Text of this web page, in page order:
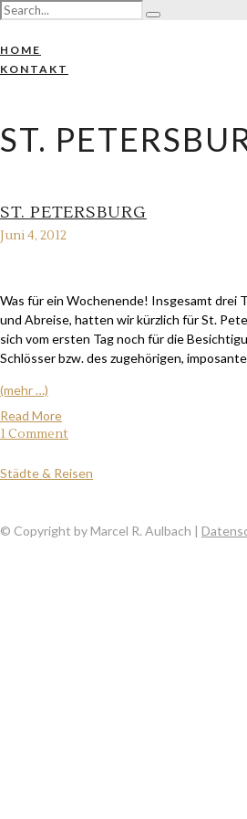
HOME
KONTAKT
ST.
ST. PETERSBURG
Juni 4, 2012
Was für ein Wochenende! Insgesamt drei
und Abreise, hatten wir kürzlich für St.
sich vom ersten Tag noch für die
Schlösser bzw. des zugehörigen,
(mehr …)
Read More
1 Comment
Städte & Reisen
© Copyright by Marcel R. Aulbach |